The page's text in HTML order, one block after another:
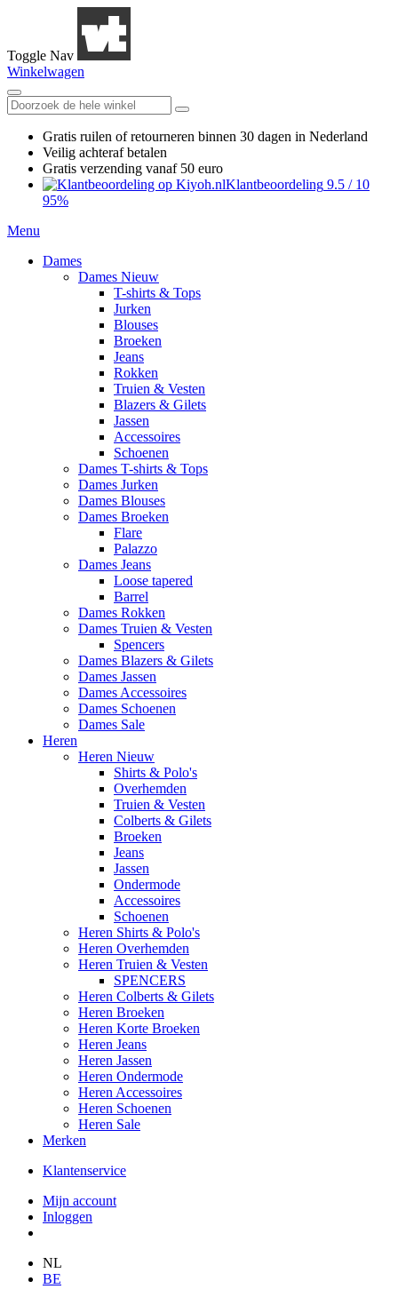
Toggle Nav
Winkelwagen
Gratis ruilen of retourneren binnen 30 dagen in Nederland
Veilig achteraf betalen
Gratis verzending vanaf 50 euro
Klantbeoordeling 9.5 / 10
95%
Menu
Dames
Dames Nieuw
T-shirts & Tops
Jurken
Blouses
Broeken
Jeans
Rokken
Truien & Vesten
Blazers & Gilets
Jassen
Accessoires
Schoenen
Dames T-shirts & Tops
Dames Jurken
Dames Blouses
Dames Broeken
Flare
Palazzo
Dames Jeans
Loose tapered
Barrel
Dames Rokken
Dames Truien & Vesten
Spencers
Dames Blazers & Gilets
Dames Jassen
Dames Accessoires
Dames Schoenen
Dames Sale
Heren
Heren Nieuw
Shirts & Polo's
Overhemden
Truien & Vesten
Colberts & Gilets
Broeken
Jeans
Jassen
Ondermode
Accessoires
Schoenen
Heren Shirts & Polo's
Heren Overhemden
Heren Truien & Vesten
SPENCERS
Heren Colberts & Gilets
Heren Broeken
Heren Korte Broeken
Heren Jeans
Heren Jassen
Heren Ondermode
Heren Accessoires
Heren Schoenen
Heren Sale
Merken
Klantenservice
Mijn account
Inloggen
NL
BE